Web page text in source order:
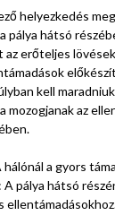
helyezkedés
pálya hátsó
erőteljes
kell
mozogjanak az
hálónál a gyors
pálya hátsó